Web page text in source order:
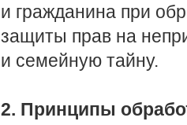
и гражданина при
защиты прав на
и семейную тайну.
2. Принципы